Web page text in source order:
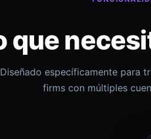
que
Diseñado específicamente para
firms con múltiples